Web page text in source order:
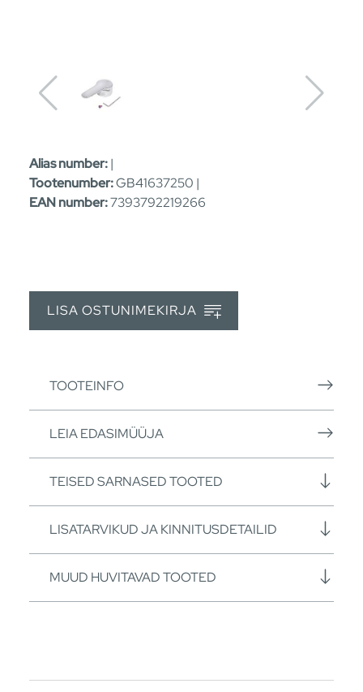
Alias number:|
Tootenumber:GB41637250 |
EAN number:7393792219266
LISA OSTUNIMEKIRJA
TOOTEINFO
LEIA EDASIMÜÜJA
TEISED SARNASED TOOTED
LISATARVIKUD JA KINNITUSDETAILID
MUUD HUVITAVAD TOOTED